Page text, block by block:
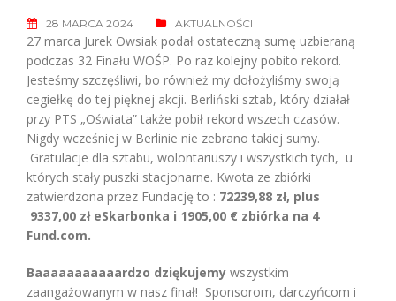
28 MARCA 2024 AKTUALNOŚCI
27 marca Jurek Owsiak podał ostateczną sumę uzbieraną
podczas 32 Finału WOŚP. Po raz kolejny pobito rekord.
Jesteśmy szczęśliwi, bo również my dołożyliśmy swoją
cegiełkę do tej pięknej akcji. Berliński sztab, który działał
przy PTS „Oświata” także pobił rekord wszech czasów.
Nigdy wcześniej w Berlinie nie zebrano takiej sumy.
Gratulacje dla sztabu, wolontariuszy i wszystkich tych, u
których stały puszki stacjonarne. Kwota ze zbiórki
zatwierdzona przez Fundację to : 72239,88 zł, plus
9337,00 zł eSkarbonka i 1905,00 € zbiórka na 4
Fund.com.
Baaaaaaaaaaardzo dziękujemy wszystkim
zaangażowanym w nasz finał! Sponsorom, darczyńcom i